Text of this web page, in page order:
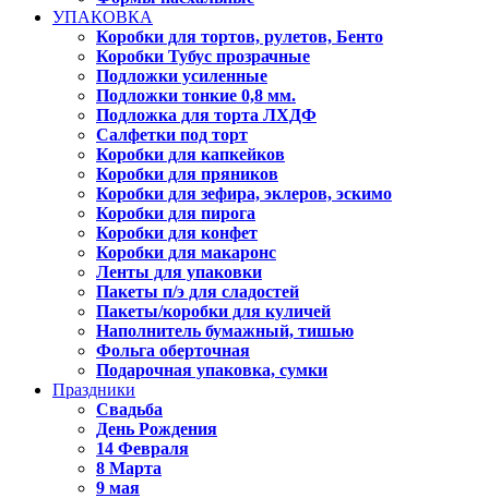
УПАКОВКА
Коробки для тортов, рулетов, Бенто
Коробки Тубус прозрачные
Подложки усиленные
Подложки тонкие 0,8 мм.
Подложка для торта ЛХДФ
Салфетки под торт
Коробки для капкейков
Коробки для пряников
Коробки для зефира, эклеров, эскимо
Коробки для пирога
Коробки для конфет
Коробки для макаронс
Ленты для упаковки
Пакеты п/э для сладостей
Пакеты/коробки для куличей
Наполнитель бумажный, тишью
Фольга оберточная
Подарочная упаковка, сумки
Праздники
Свадьба
День Рождения
14 Февраля
8 Марта
9 мая